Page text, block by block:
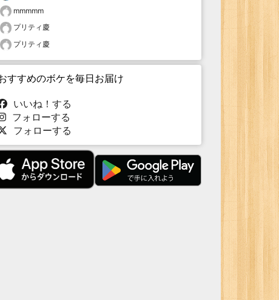
mmmmm
プリティ慶
プリティ慶
すすめのボケを毎日お届け
いいね！する
フォローする
フォローする